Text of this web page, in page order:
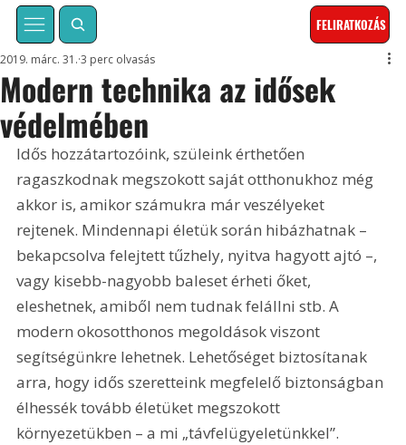
FELIRATKOZÁS
Modern technika az idősek
védelmében
2019. márc. 31. 3 perc olvasás
Idős hozzátartozóink, szüleink érthetően
ragaszkodnak megszokott saját otthonukhoz még
akkor is, amikor számukra már veszélyeket
rejtenek. Mindennapi életük során hibázhatnak –
bekapcsolva felejtett tűzhely, nyitva hagyott ajtó –,
vagy kisebb-nagyobb baleset érheti őket,
eleshetnek, amiből nem tudnak felállni stb. A
modern okosotthonos megoldások viszont
segítségünkre lehetnek. Lehetőséget biztosítanak
arra, hogy idős szeretteink megfelelő biztonságban
élhessék tovább életüket megszokott
környezetükben – a mi „távfelügyeletünkkel”.